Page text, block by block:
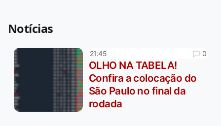
Notícias
21:45 0
OLHO NA TABELA!
Confira a colocação do
São Paulo no final da
rodada